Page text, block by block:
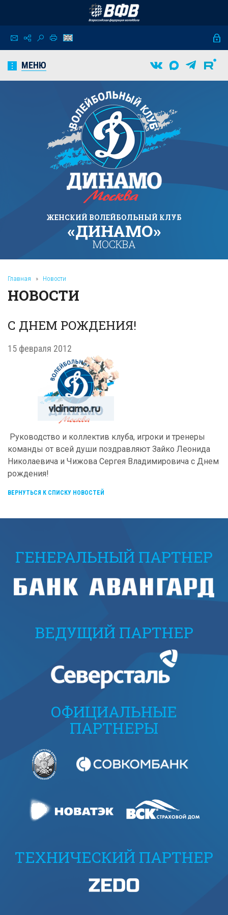
МЕНЮ
ЖЕНСКИЙ ВОЛЕЙБОЛЬНЫЙ КЛУБ
«ДИНАМО»
МОСКВА
Главная » Новости
НОВОСТИ
С ДНЕМ РОЖДЕНИЯ!
15 февраля 2012
Руководство и коллектив клуба, игроки и тренеры
команды от всей души поздравляют Зайко Леонида
Николаевича и Чижова Сергея Владимировича с Днем
рождения!
ВЕРНУТЬСЯ К СПИСКУ НОВОСТЕЙ
ГЕНЕРАЛЬНЫЙ ПАРТНЕР
ВЕДУЩИЙ ПАРТНЕР
ОФИЦИАЛЬНЫЕ
ПАРТНЕРЫ
ТЕХНИЧЕСКИЙ ПАРТНЕР